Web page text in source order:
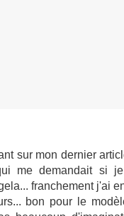
sur mon dernier
me demandait si
franchement j'ai
bon pour le